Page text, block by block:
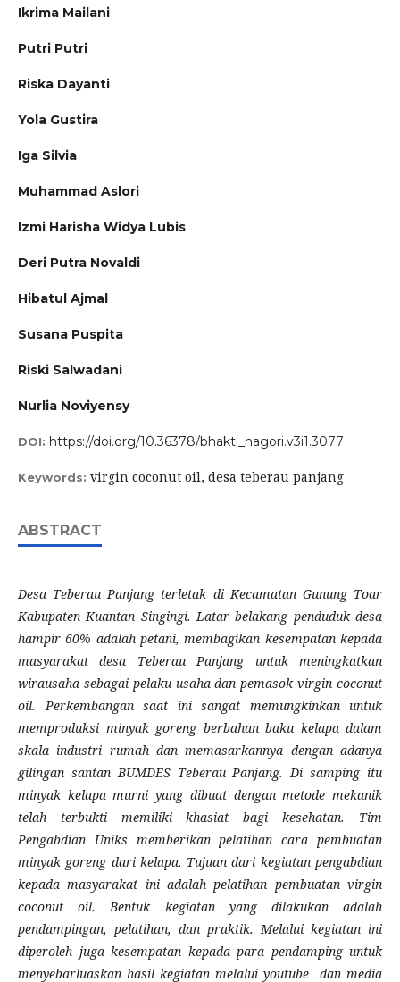
Ikrima Mailani
Putri Putri
Riska Dayanti
Yola Gustira
Iga Silvia
Muhammad Aslori
Izmi Harisha Widya Lubis
Deri Putra Novaldi
Hibatul Ajmal
Susana Puspita
Riski Salwadani
Nurlia Noviyensy
DOI: https://doi.org/10.36378/bhakti_nagori.v3i1.3077
Keywords: virgin coconut oil, desa teberau panjang
ABSTRACT
Desa Teberau Panjang terletak di Kecamatan Gunung Toar
Kabupaten Kuantan Singingi. Latar belakang penduduk desa
hampir 60% adalah petani, membagikan kesempatan kepada
masyarakat desa Teberau Panjang untuk meningkatkan
wirausaha sebagai pelaku usaha dan pemasok virgin coconut
oil. Perkembangan saat ini sangat memungkinkan untuk
memproduksi minyak goreng berbahan baku kelapa dalam
skala industri rumah dan memasarkannya dengan adanya
gilingan santan BUMDES Teberau Panjang. Di samping itu
minyak kelapa murni yang dibuat dengan metode mekanik
telah terbukti memiliki khasiat bagi kesehatan. Tim
Pengabdian Uniks memberikan pelatihan cara pembuatan
minyak goreng dari kelapa. Tujuan dari kegiatan pengabdian
kepada masyarakat ini adalah pelatihan pembuatan virgin
coconut oil. Bentuk kegiatan yang dilakukan adalah
pendampingan, pelatihan, dan praktik. Melalui kegiatan ini
diperoleh juga kesempatan kepada para pendamping untuk
menyebarluaskan hasil kegiatan melalui youtube dan media